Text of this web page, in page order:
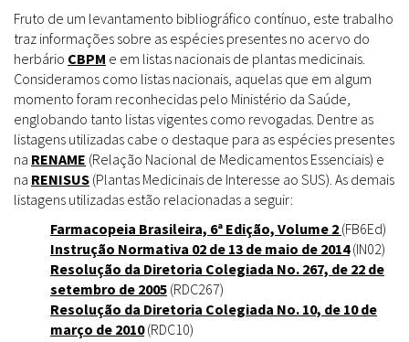
Fruto de um levantamento bibliográfico contínuo, este trabalho
traz informações sobre as espécies presentes no acervo do
herbário CBPM e em listas nacionais de plantas medicinais.
Consideramos como listas nacionais, aquelas que em algum
momento foram reconhecidas pelo Ministério da Saúde,
englobando tanto listas vigentes como revogadas. Dentre as
listagens utilizadas cabe o destaque para as espécies presentes
na RENAME (Relação Nacional de Medicamentos Essenciais) e
na RENISUS (Plantas Medicinais de Interesse ao SUS). As demais
listagens utilizadas estão relacionadas a seguir:
Farmacopeia Brasileira, 6ª Edição, Volume 2 (FB6Ed)
Instrução Normativa 02 de 13 de maio de 2014(IN02)
Resolução da Diretoria Colegiada No. 267, de 22 de
setembro de 2005 (RDC267)
Resolução da Diretoria Colegiada No. 10, de 10 de
março de 2010(RDC10)